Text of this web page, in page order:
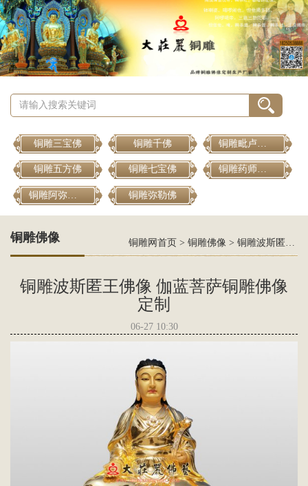
铜雕三宝佛 铜雕千佛
铜雕五方佛 铜雕七宝佛 铜雕药师佛像
铜雕阿弥陀佛 铜雕弥勒佛
铜雕佛像 铜雕网首页 > 铜雕佛像 > 铜雕波斯匿王佛像 伽蓝菩萨铜雕佛像定制
铜雕波斯匿王佛像 伽蓝菩萨铜雕佛像
定制
06-27 10:30